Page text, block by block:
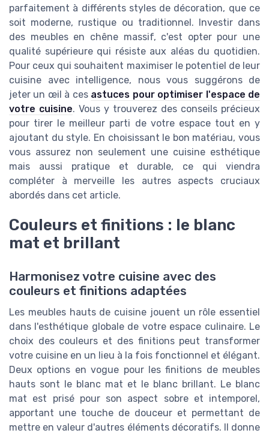
parfaitement à différents styles de décoration, que ce
soit moderne, rustique ou traditionnel. Investir dans
des meubles en chêne massif, c'est opter pour une
qualité supérieure qui résiste aux aléas du quotidien.
Pour ceux qui souhaitent maximiser le potentiel de leur
cuisine avec intelligence, nous vous suggérons de
jeter un œil à ces astuces pour optimiser l'espace de
votre cuisine. Vous y trouverez des conseils précieux
pour tirer le meilleur parti de votre espace tout en y
ajoutant du style. En choisissant le bon matériau, vous
vous assurez non seulement une cuisine esthétique
mais aussi pratique et durable, ce qui viendra
compléter à merveille les autres aspects cruciaux
abordés dans cet article.
Couleurs et finitions : le blanc
mat et brillant
Harmonisez votre cuisine avec des
couleurs et finitions adaptées
Les meubles hauts de cuisine jouent un rôle essentiel
dans l'esthétique globale de votre espace culinaire. Le
choix des couleurs et des finitions peut transformer
votre cuisine en un lieu à la fois fonctionnel et élégant.
Deux options en vogue pour les finitions de meubles
hauts sont le blanc mat et le blanc brillant. Le blanc
mat est prisé pour son aspect sobre et intemporel,
apportant une touche de douceur et permettant de
mettre en valeur d'autres éléments décoratifs. Il donne